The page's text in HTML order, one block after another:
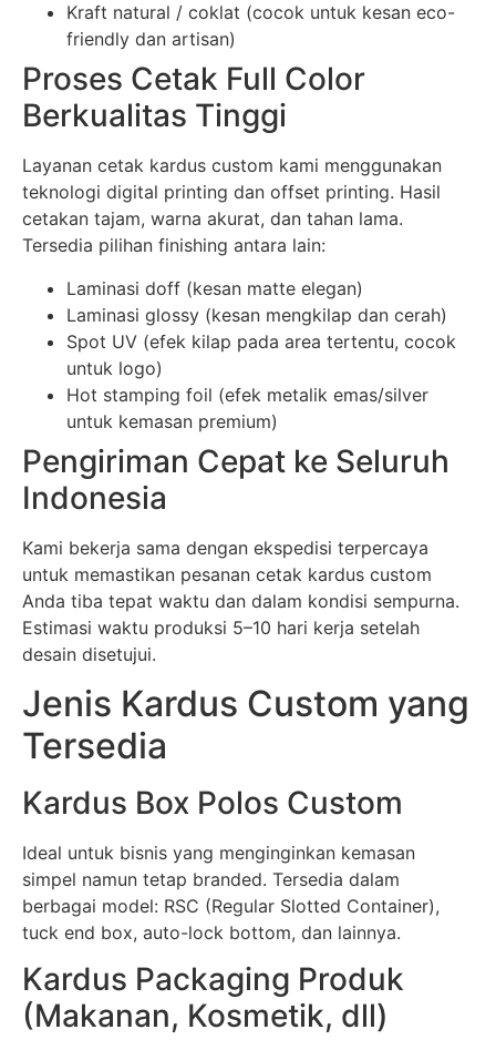
Kraft natural / coklat (cocok untuk kesan eco-
friendly dan artisan)
Proses Cetak Full Color
Berkualitas Tinggi
Layanan cetak kardus custom kami menggunakan
teknologi digital printing dan offset printing. Hasil
cetakan tajam, warna akurat, dan tahan lama.
Tersedia pilihan finishing antara lain:
Laminasi doff (kesan matte elegan)
Laminasi glossy (kesan mengkilap dan cerah)
Spot UV (efek kilap pada area tertentu, cocok
untuk logo)
Hot stamping foil (efek metalik emas/silver
untuk kemasan premium)
Pengiriman Cepat ke Seluruh
Indonesia
Kami bekerja sama dengan ekspedisi terpercaya
untuk memastikan pesanan cetak kardus custom
Anda tiba tepat waktu dan dalam kondisi sempurna.
Estimasi waktu produksi 5–10 hari kerja setelah
desain disetujui.
Jenis Kardus Custom yang
Tersedia
Kardus Box Polos Custom
Ideal untuk bisnis yang menginginkan kemasan
simpel namun tetap branded. Tersedia dalam
berbagai model: RSC (Regular Slotted Container),
tuck end box, auto-lock bottom, dan lainnya.
Kardus Packaging Produk
(Makanan, Kosmetik, dll)